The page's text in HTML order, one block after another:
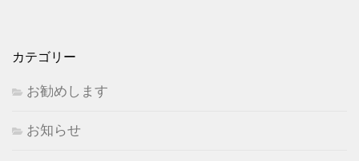
カテゴリー
お勧めします
お知らせ